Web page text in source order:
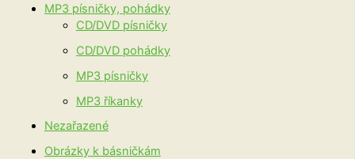
MP3 písničky, pohádky
CD/DVD písničky
CD/DVD pohádky
MP3 písničky
MP3 říkanky
Nezařazené
Obrázky k básničkám